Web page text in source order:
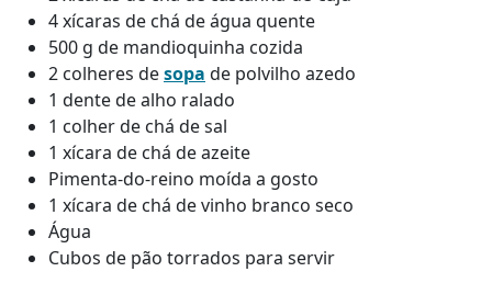
4 xícaras de chá de água quente
500 g de mandioquinha cozida
2 colheres desopa de polvilho azedo
1 dente de alho ralado
1 colher de chá de sal
1 xícara de chá de azeite
Pimenta-do-reino moída a gosto
1 xícara de chá de vinho branco seco
Água
Cubos de pão torrados para servir